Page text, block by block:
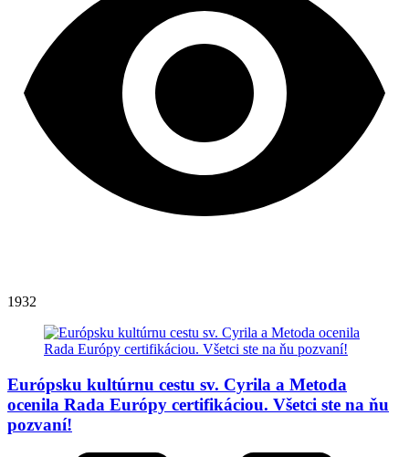
1932
Európsku kultúrnu cestu sv. Cyrila a Metoda
ocenila Rada Európy certifikáciou. Všetci ste na ňu
pozvaní!